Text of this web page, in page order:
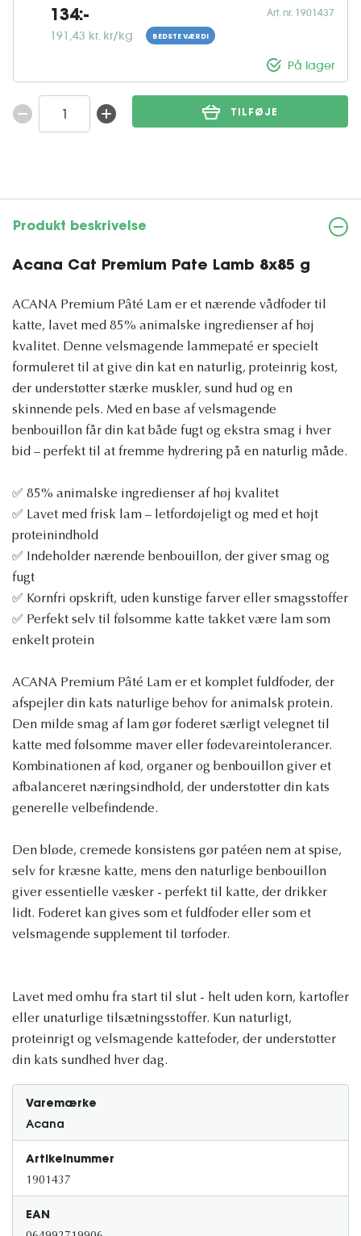
134:-
191,43 kr. kr/kg BEDSTE VÆRDI
Art. nr. 1901437
På lager
TILFØJE
Produkt beskrivelse
Acana Cat Premium Pate Lamb 8x85 g
ACANA Premium Pâté Lam er et nærende vådfoder til
katte, lavet med 85% animalske ingredienser af høj
kvalitet. Denne velsmagende lammepaté er specielt
formuleret til at give din kat en naturlig, proteinrig kost,
der understøtter stærke muskler, sund hud og en
skinnende pels. Med en base af velsmagende
benbouillon får din kat både fugt og ekstra smag i hver
bid – perfekt til at fremme hydrering på en naturlig måde.
✅ 85% animalske ingredienser af høj kvalitet
✅ Lavet med frisk lam – letfordøjeligt og med et højt
proteinindhold
✅ Indeholder nærende benbouillon, der giver smag og
fugt
✅ Kornfri opskrift, uden kunstige farver eller smagsstoffer
✅ Perfekt selv til følsomme katte takket være lam som
enkelt protein
ACANA Premium Pâté Lam er et komplet fuldfoder, der
afspejler din kats naturlige behov for animalsk protein.
Den milde smag af lam gør foderet særligt velegnet til
katte med følsomme maver eller fødevareintolerancer.
Kombinationen af ​​kød, organer og benbouillon giver et
afbalanceret næringsindhold, der understøtter din kats
generelle velbefindende.
Den bløde, cremede konsistens gør patéen nem at spise,
selv for kræsne katte, mens den naturlige benbouillon
giver essentielle væsker - perfekt til katte, der drikker
lidt. Foderet kan gives som et fuldfoder eller som et
velsmagende supplement til tørfoder.
Lavet med omhu fra start til slut - helt uden korn, kartofler
eller unaturlige tilsætningsstoffer. Kun naturligt,
proteinrigt og velsmagende kattefoder, der understøtter
din kats sundhed hver dag.
Varemærke
Acana
Artikelnummer
1901437
EAN